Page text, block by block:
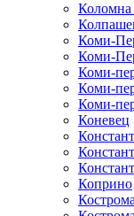
Коломна
Коми-
Коми-
Коми-
Коми-
Коми-
Коневец
Коприно
Кострома